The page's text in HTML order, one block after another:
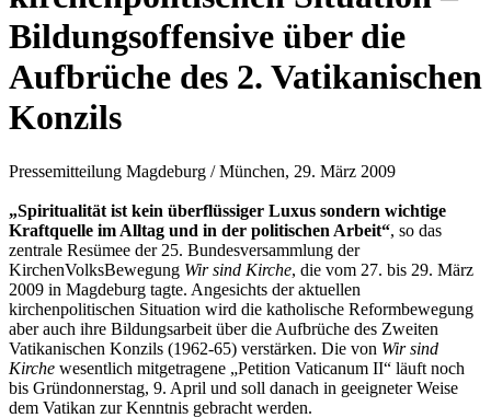
Bildungsoffensive über die
Aufbrüche des 2. Vatikanischen
Konzils
Pressemitteilung Magdeburg / München, 29. März 2009
„Spiritualität ist kein überflüssiger Luxus sondern wichtige
Kraftquelle im Alltag und in der politischen Arbeit“, so das
zentrale Resümee der 25. Bundesversammlung der
KirchenVolksBewegung Wir sind Kirche, die vom 27. bis 29. März
2009 in Magdeburg tagte. Angesichts der aktuellen
kirchenpolitischen Situation wird die katholische Reformbewegung
aber auch ihre Bildungsarbeit über die Aufbrüche des Zweiten
Vatikanischen Konzils (1962-65) verstärken. Die von Wir sind
Kirche wesentlich mitgetragene „Petition Vaticanum II“ läuft noch
bis Gründonnerstag, 9. April und soll danach in geeigneter Weise
dem Vatikan zur Kenntnis gebracht werden.